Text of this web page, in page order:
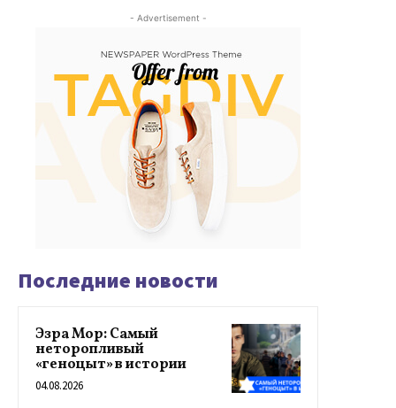
- Advertisement -
Последние новости
Эзра Мор: Самый
неторопливый
«геноцыт» в истории
04.08.2026